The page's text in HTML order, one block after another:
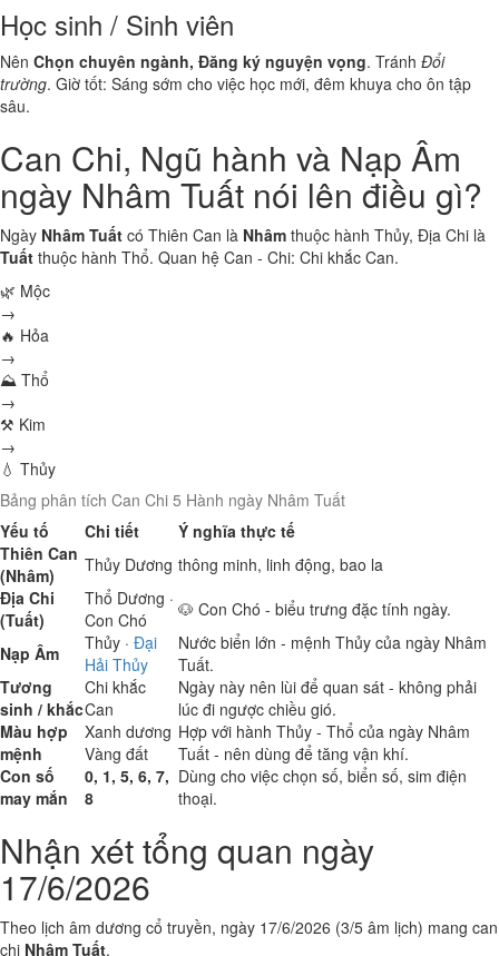
Học sinh / Sinh viên
Nên Chọn chuyên ngành, Đăng ký nguyện vọng. Tránh Đổi
trường. Giờ tốt: Sáng sớm cho việc học mới, đêm khuya cho ôn tập
sâu.
Can Chi, Ngũ hành và Nạp Âm
ngày Nhâm Tuất nói lên điều gì?
Ngày Nhâm Tuất có Thiên Can là Nhâm thuộc hành Thủy, Địa Chi là
Tuất thuộc hành Thổ. Quan hệ Can - Chi: Chi khắc Can.
🌿 Mộc
→
🔥 Hỏa
→
⛰ Thổ
→
⚒ Kim
→
💧 Thủy
Bảng phân tích Can Chi 5 Hành ngày Nhâm Tuất
Yếu tố
Chi tiết
Ý nghĩa thực tế
Thiên Can
(Nhâm)
Thủy Dương thông minh, linh động, bao la
Địa Chi
(Tuất)
Thổ Dương ·
Con Chó
🐶 Con Chó - biểu trưng đặc tính ngày.
Nạp Âm
Thủy · Đại
Hải Thủy
Nước biển lớn - mệnh Thủy của ngày Nhâm
Tuất.
Tương
sinh / khắc
Chi khắc
Can
Ngày này nên lùi để quan sát - không phải
lúc đi ngược chiều gió.
Màu hợp
mệnh
Xanh dương
Vàng đất
Hợp với hành Thủy - Thổ của ngày Nhâm
Tuất - nên dùng để tăng vận khí.
Con số
may mắn
0, 1, 5, 6, 7,
8
Dùng cho việc chọn số, biển số, sim điện
thoại.
Nhận xét tổng quan ngày
17/6/2026
Theo lịch âm dương cổ truyền, ngày 17/6/2026 (3/5 âm lịch) mang can
chi Nhâm Tuất.